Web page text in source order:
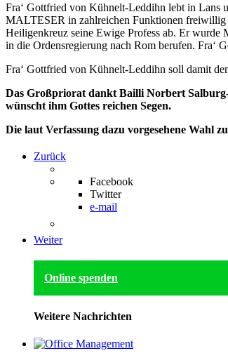
Fra‘ Gottfried von Kühnelt-Leddihn lebt in Lans
MALTESER in zahlreichen Funktionen freiwillig
Heiligenkreuz seine Ewige Profess ab. Er
in die Ordensregierung nach Rom berufen.
Fra‘ Gottfried von Kühnelt-Leddihn soll damit
Das Großpriorat dankt Bailli Norbert
wünscht ihm Gottes reichen Segen.
Die laut Verfassung dazu vorgesehene Wahl
Zurück
Facebook
Twitter
e-mail
Weiter
Online spenden
Weitere Nachrichten